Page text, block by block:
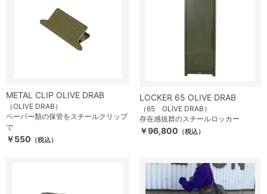
METAL CLIP OLIVE DRAB
（OLIVE DRAB）
ペーパー類の保管をスチールクリップ
で
￥550 （税込）
LOCKER 65 OLIVE DRAB
（65 OLIVE DRAB）
存在感抜群のスチールロッカー
￥96,800 （税込）